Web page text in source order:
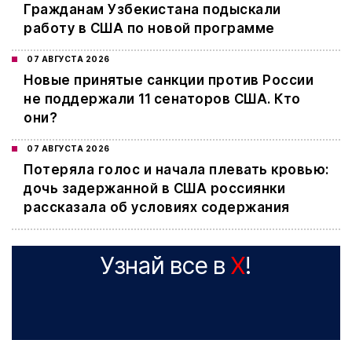
Гражданам Узбекистана подыскали
работу в США по новой программе
07 АВГУСТА 2026
Новые принятые санкции против России
не поддержали 11 сенаторов США. Кто
они?
07 АВГУСТА 2026
Потеряла голос и начала плевать кровью:
дочь задержанной в США россиянки
рассказала об условиях содержания
Узнай все в X!